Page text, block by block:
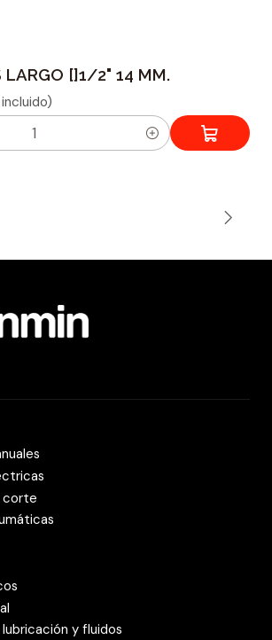
LARGO []1/2" 14 MM.
corte
y fluidos